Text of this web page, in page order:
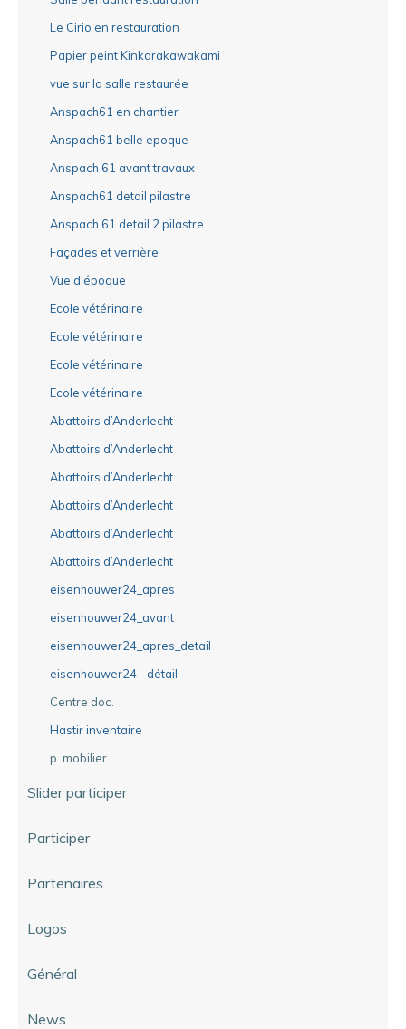
Le Cirio en restauration
Papier peint Kinkarakawakami
vue sur la salle restaurée
Anspach61 en chantier
Anspach61 belle epoque
Anspach 61 avant travaux
Anspach61 detail pilastre
Anspach 61 detail 2 pilastre
Façades et verrière
Vue d’époque
Ecole vétérinaire
Ecole vétérinaire
Ecole vétérinaire
Ecole vétérinaire
Abattoirs d’Anderlecht
Abattoirs d’Anderlecht
Abattoirs d’Anderlecht
Abattoirs d’Anderlecht
Abattoirs d’Anderlecht
Abattoirs d’Anderlecht
eisenhouwer24_apres
eisenhouwer24_avant
eisenhouwer24_apres_detail
eisenhouwer24 - détail
Centre doc.
Hastir inventaire
p. mobilier
Slider participer
Participer
Partenaires
Logos
Général
News